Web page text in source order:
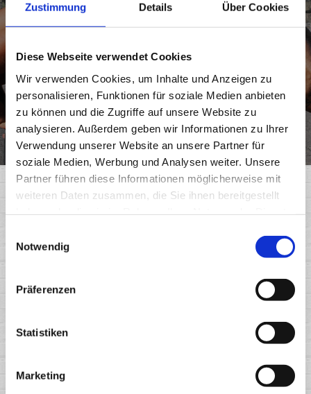
Zustimmung Details Über Cookies
Diese Webseite verwendet Cookies
Wir verwenden Cookies, um Inhalte und Anzeigen zu
personalisieren, Funktionen für soziale Medien anbieten
zu können und die Zugriffe auf unsere Website zu
analysieren. Außerdem geben wir Informationen zu Ihrer
Verwendung unserer Website an unsere Partner für
soziale Medien, Werbung und Analysen weiter. Unsere
Partner führen diese Informationen möglicherweise mit
weiteren Daten zusammen, die Sie ihnen bereitgestellt
Notwendig
Präferenzen
Statistiken
Marketing
GET IN TOUCH